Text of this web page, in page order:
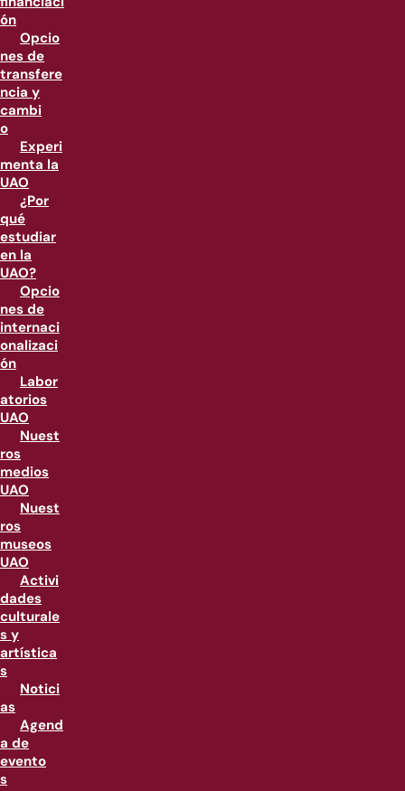
ón
Opcio
nes de
transfere
ncia y
cambi
o
Experi
menta la
UAO
¿Por
qué
estudiar
en la
UAO?
Opcio
nes de
internaci
onalizaci
ón
Labor
atorios
UAO
Nuest
ros
medios
UAO
Nuest
ros
museos
UAO
Activi
dades
culturale
s y
artística
s
Notici
as
Agend
a de
evento
s